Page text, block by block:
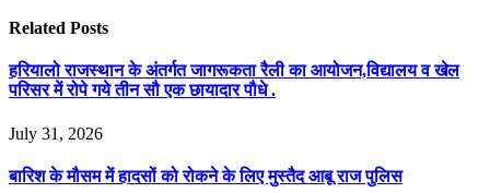
Related Posts
हरियालो राजस्थान के अंतर्गत जागरूकता रैली का आयोजन,विद्यालय व खेल
परिसर में रोपे गये तीन सौ एक छायादार पौधे .
July 31, 2026
बारिश के मौसम में हादसों को रोकने के लिए मुस्तैद आबू राज पुलिस